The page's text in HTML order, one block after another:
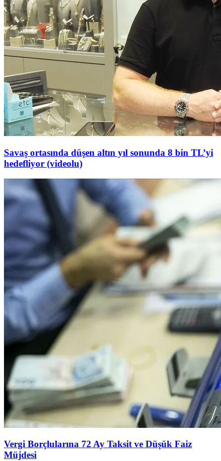
Savaş ortasında düşen altın yıl sonunda 8 bin TL’yi
hedefliyor (videolu)
Vergi Borçlularına 72 Ay Taksit ve Düşük Faiz
Müjdesi